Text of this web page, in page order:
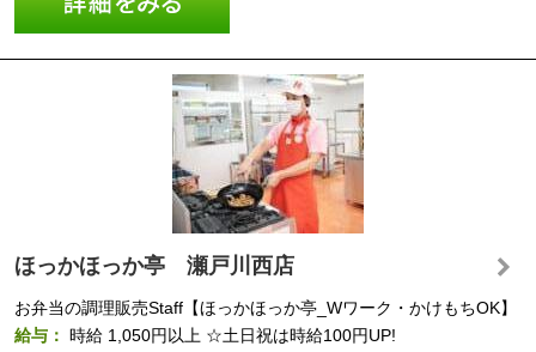
ほっかほっか亭 瀬戸川西店
お弁当の調理販売Staff【ほっかほっか亭_Wワーク・かけもちOK】
給与： 時給 1,050円以上 ☆土日祝は時給100円UP!